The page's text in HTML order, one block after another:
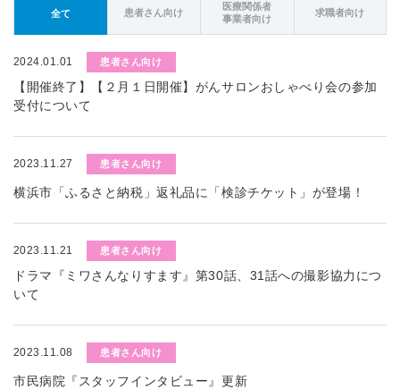
全て 患者さん向け
医療関係者
事業者向け
求職者向け
2024.01.01 患者さん向け
【開催終了】【２月１日開催】がんサロンおしゃべり会の参加
受付について
2023.11.27 患者さん向け
横浜市「ふるさと納税」返礼品に「検診チケット」が登場！
2023.11.21 患者さん向け
ドラマ『ミワさんなりすます』第30話、31話への撮影協力につ
いて
2023.11.08 患者さん向け
市民病院『スタッフインタビュー』更新